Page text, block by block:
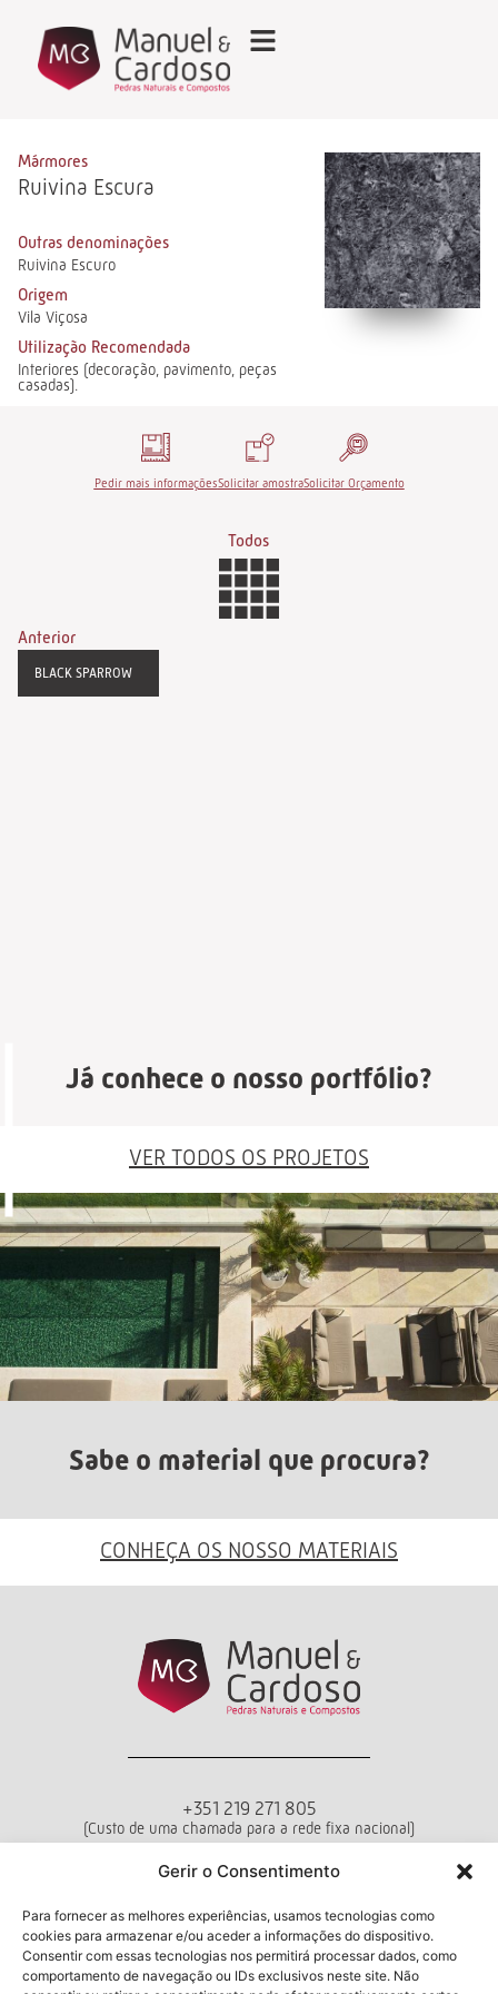
Gerir o Consentimento
Para fornecer as melhores experiências, usamos tecnologias como
cookies para armazenar e/ou aceder a informações do dispositivo.
Consentir com essas tecnologias nos permitirá processar dados, como
comportamento de navegação ou IDs exclusivos neste site. Não
Mármores
Ruivina Escura
Outras denominações
Ruivina Escuro
Origem
Vila Viçosa
Utilização Recomendada
Interiores (decoração, pavimento, peças
casadas).
Pedir mais informaçõesSolicitar amostraSolicitar Orçamento
Anterior
BLACK SPARROW
Todos
Já conhece o nosso portfólio?
VER TODOS OS PROJETOS
Sabe o material que procura?
CONHEÇA OS NOSSO MATERIAIS
+351 219 271 805
(Custo de uma chamada para a rede fixa nacional)
Departamento de Vendas
Seg - Sex das 10h00 às 18h00
Termos e Condições Política de Privacidade Livro de Reclamações